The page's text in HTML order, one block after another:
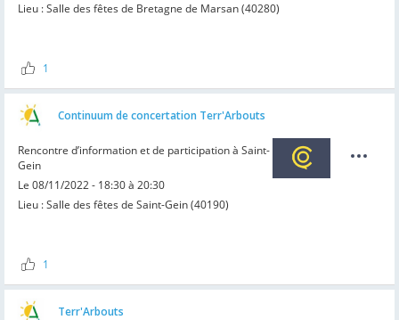
Lieu : Salle des fêtes de Bretagne de Marsan (40280)
1
Continuum de concertation Terr'Arbouts
Rencontre d’information et de participation à Saint-
Gein
Le 08/11/2022 - 18:30 à 20:30
Lieu : Salle des fêtes de Saint-Gein (40190)
1
Terr'Arbouts